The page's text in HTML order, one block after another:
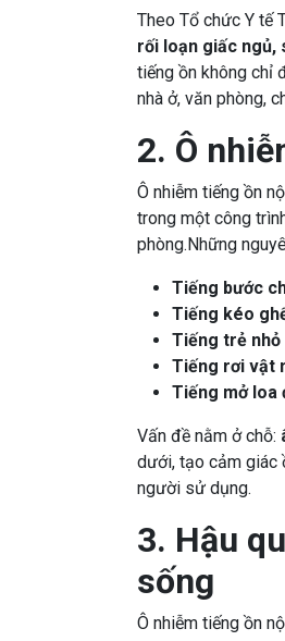
Theo Tổ chức Y tế
rối loạn giấc ngủ,
tiếng ồn không chỉ
nhà ở, văn phòng,
2. Ô
Ô nhiễm tiếng ồn
trong một công
phòng.Những
Tiếng bước
Tiếng kéo
Tiếng trẻ nhỏ
Tiếng rơi vật
Tiếng mở loa
Vấn đề nằm ở chỗ:
dưới, tạo cảm giác
người sử dụng.
3. Hậu
sống
Ô nhiễm tiếng ồn